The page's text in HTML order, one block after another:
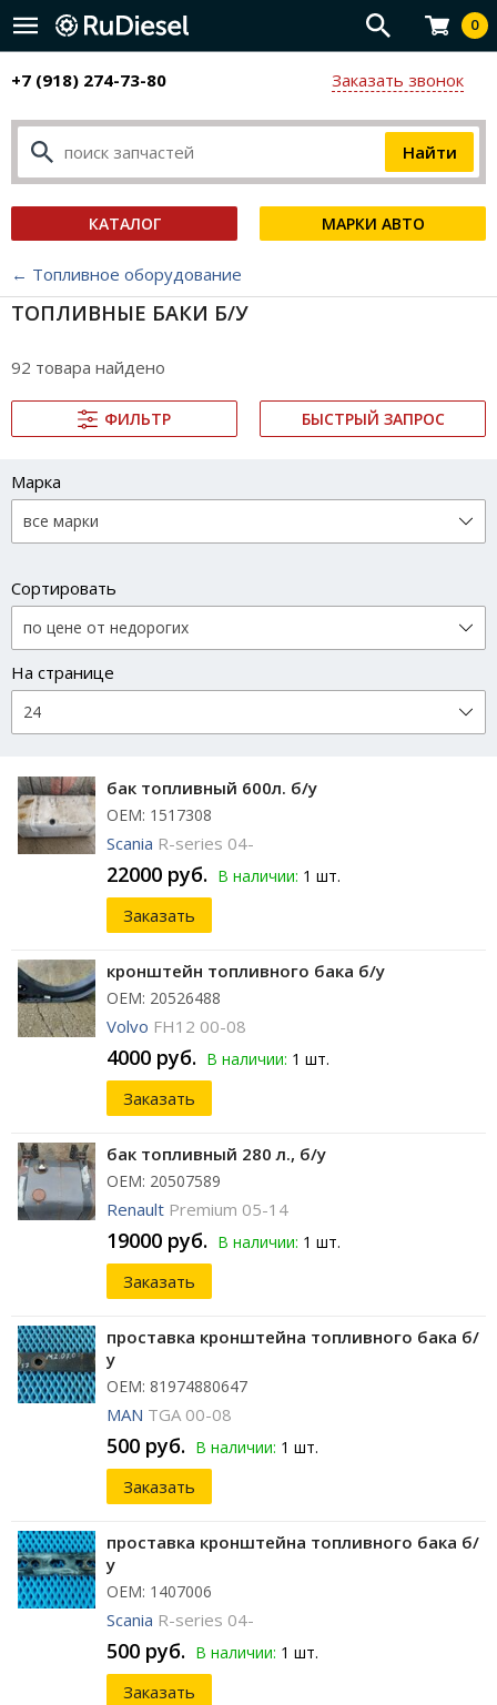
0
+7 (918) 274-73-80 Заказать звонок
КАТАЛОГ МАРКИ АВТО
← Топливное оборудование
ТОПЛИВНЫЕ БАКИ Б/У
92 товара найдено
ФИЛЬТР БЫСТРЫЙ ЗАПРОС
Марка
Сортировать
На странице
бак топливный 600л. б/у
ОЕМ: 1517308
Scania R-series 04-
22000 руб. В наличии: 1 шт.
Заказать
кронштейн топливного бака б/у
ОЕМ: 20526488
Volvo FH12 00-08
4000 руб. В наличии: 1 шт.
Заказать
бак топливный 280 л., б/у
ОЕМ: 20507589
Renault Premium 05-14
19000 руб. В наличии: 1 шт.
Заказать
проставка кронштейна топливного бака б/
у
ОЕМ: 81974880647
MAN TGA 00-08
500 руб. В наличии: 1 шт.
Заказать
проставка кронштейна топливного бака б/
у
ОЕМ: 1407006
Scania R-series 04-
500 руб. В наличии: 1 шт.
Заказать